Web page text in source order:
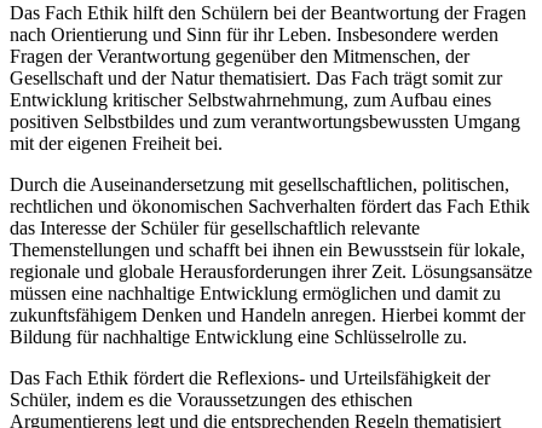
Das Fach Ethik hilft den Schülern bei der Beantwortung der Fragen
nach Orientierung und Sinn für ihr Leben. Insbesondere werden
Fragen der Verantwortung gegenüber den Mitmenschen, der
Gesellschaft und der Natur thematisiert. Das Fach trägt somit zur
Entwicklung kritischer Selbstwahrnehmung, zum Aufbau eines
positiven Selbstbildes und zum verantwortungsbewussten Umgang
mit der eigenen Freiheit bei.
Durch die Auseinandersetzung mit gesellschaftlichen, politischen,
rechtlichen und ökonomischen Sachverhalten fördert das Fach Ethik
das Interesse der Schüler für gesellschaftlich relevante
Themenstellungen und schafft bei ihnen ein Bewusstsein für lokale,
regionale und globale Herausforderungen ihrer Zeit. Lösungsansätze
müssen eine nachhaltige Entwicklung ermöglichen und damit zu
zukunftsfähigem Denken und Handeln anregen. Hierbei kommt der
Bildung für nachhaltige Entwicklung eine Schlüsselrolle zu.
Das Fach Ethik fördert die Reflexions- und Urteilsfähigkeit der
Schüler, indem es die Voraussetzungen des ethischen
Argumentierens legt und die entsprechenden Regeln thematisiert